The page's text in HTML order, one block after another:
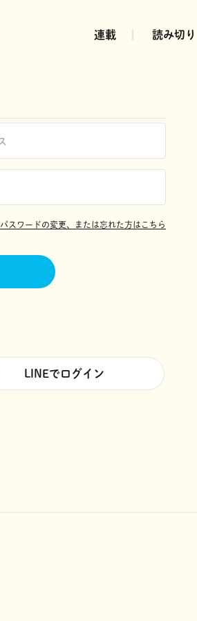
連載 読み切り
パスワードの変更、または忘れた方はこちら
LINEでログイン